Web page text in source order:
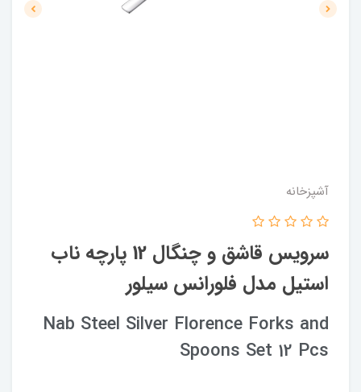
آشپزخانه
سرویس قاشق و چنگال 12 پارچه ناب
استیل مدل فلورانس سیلور
Nab Steel Silver Florence Forks and
Spoons Set 12 Pcs